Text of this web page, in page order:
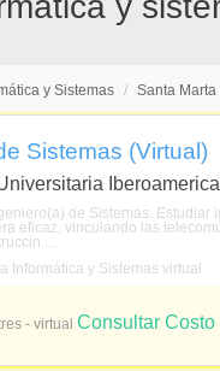
y Sistemas / Santa Marta
Sistemas (Virtual)
de Sistemas.
eficaz, vinculando las
...
Informática y Sistemas virtual
- virtual Consultar Costo